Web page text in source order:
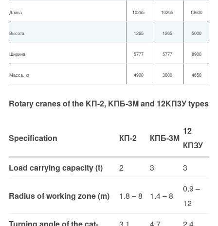
Длина 10265 10265 13600
Высота 1265 1265 5000
Ширина 5777 5777 8900
Масса, кг 4900 3000 4650
Rotary cranes of the KП-2, KПБ-3M and 12KП3У types
Specification КП-2 КПБ-3М
12
КПЗУ
Load carrying capacity (t)
2 3 3
Radius of working zone (m) 1.8 – 8 1.4 – 8
0.9 –
12